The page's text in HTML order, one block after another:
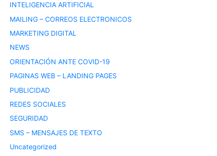
INTELIGENCIA ARTIFICIAL
MAILING – CORREOS ELECTRONICOS
MARKETING DIGITAL
NEWS
ORIENTACIÓN ANTE COVID-19
PAGINAS WEB – LANDING PAGES
PUBLICIDAD
REDES SOCIALES
SEGURIDAD
SMS – MENSAJES DE TEXTO
Uncategorized